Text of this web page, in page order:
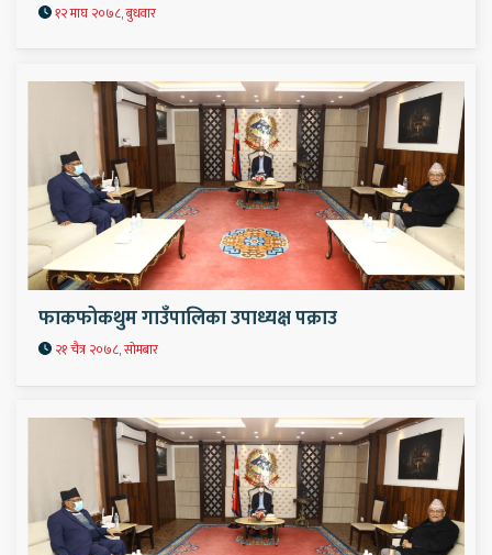
१२ माघ २०७८, बुधवार
फाकफोकथुम गाउँपालिका उपाध्यक्ष पक्राउ
२१ चैत्र २०७८, सोमबार